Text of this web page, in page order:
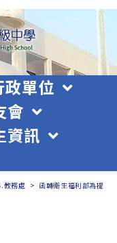
政單位
會
資訊
教務處 > 函轉衛生福利部為提升